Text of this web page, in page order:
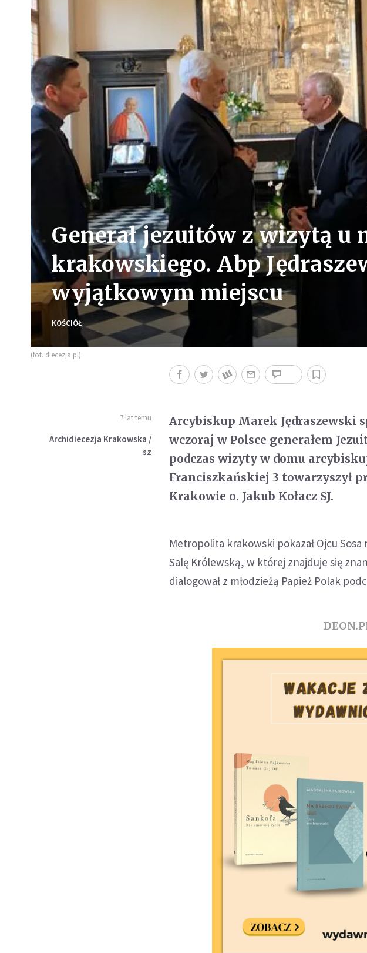
Generał jezuitów z wizytą u
krakowskiego. Abp
wyjątkowym miejscu
KOŚCIÓŁ
(fot. diecezja.pl)
7 lat temu
Archidiecezja Krakowska /
sz
Arcybiskup Marek Jędraszewski
wczoraj w Polsce generałem
podczas wizyty w domu
Franciszkańskiej 3 towarzyszył
Krakowie o. Jakub Kołacz SJ.
Metropolita krakowski pokazał Ojcu
Salę Królewską, w której znajduje się
dialogował z młodzieżą Papież Polak